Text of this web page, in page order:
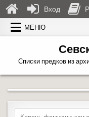
Перейти к содержимому
МЕНЮ
Списки предков из
Search for:
Вход